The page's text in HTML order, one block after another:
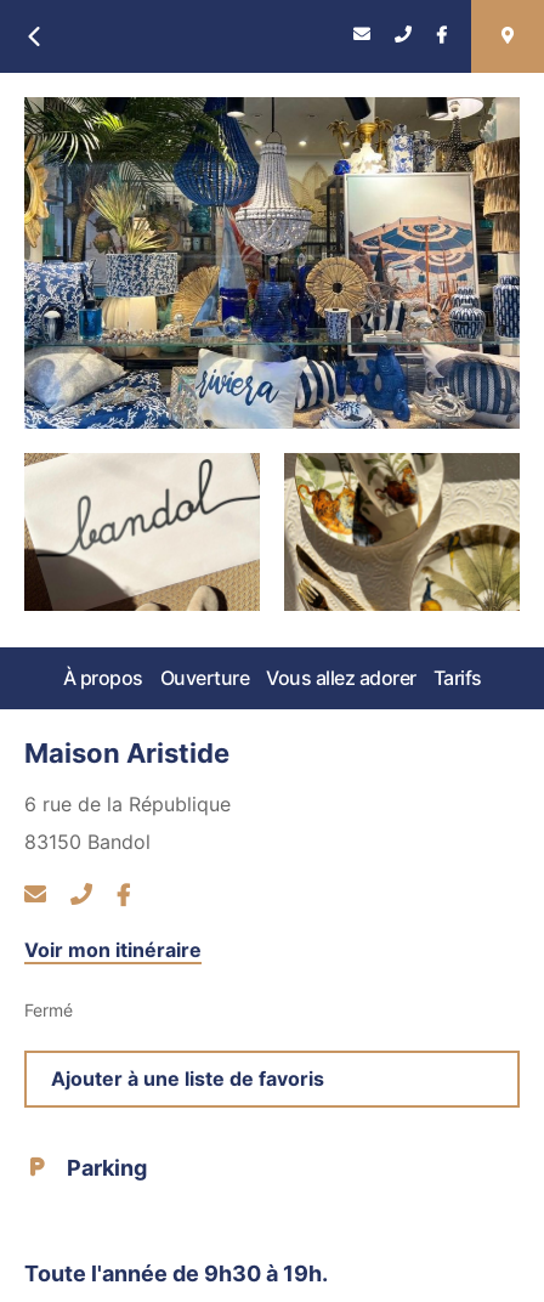
À propos Ouverture Vous allez adorer Tarifs
Maison Aristide
6 rue de la République
83150 Bandol
Voir mon itinéraire
Fermé
Ajouter à une liste de favoris
Parking
Toute l'année de 9h30 à 19h.